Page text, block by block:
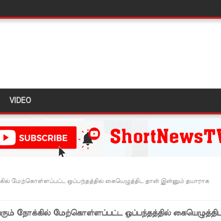
இடையில் சந்திப்பு!
தெஹிவளை - கல்கிசையில் ஆரம்பமானது!
VIDEO
மேற்கொள்ளப்பட்ட ஒப்பந்தத்தில் கையெழுத்திட தான் இன்னும் தயாராக
நோக்கில் மேற்கொள்ளப்பட்ட ஒப்பந்தத்தில்